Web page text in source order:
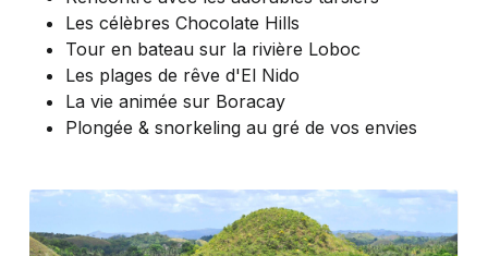
Les célèbres Chocolate Hills
Tour en bateau sur la rivière Loboc
Les plages de rêve d'El Nido
La vie animée sur Boracay
Plongée & snorkeling au gré de vos envies